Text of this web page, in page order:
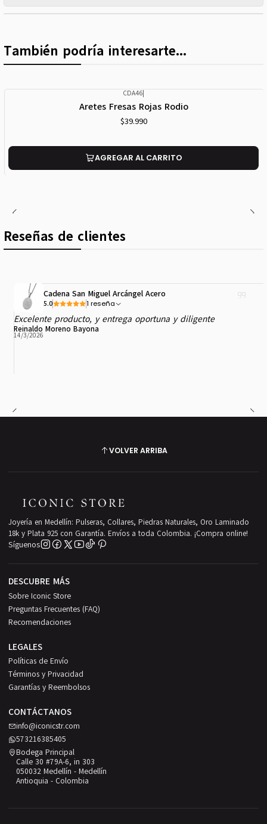
También podría interesarte...
CDA46
Aretes Fresas Rojas Rodio
$39.990
AGREGAR AL CARRITO
Reseñas de clientes
Cadena San Miguel Arcángel Acero
5.0 1 reseña
Excelente producto, y entrega oportuna y diligente
Reinaldo Moreno Bayona
14/3/2026
VOLVER ARRIBA
Joyería en Medellín: Pulseras, Collares, Piedras Naturales, Oro Laminado
18k y Plata 925 con Garantía. Envíos a toda Colombia. ¡Compra online!
Síguenos
DESCUBRE MÁS
Sobre Iconic Store
Preguntas Frecuentes (FAQ)
Recomendaciones
LEGALES
Políticas de Envío
Términos y Privacidad
Garantías y Reembolsos
CONTÁCTANOS
info@iconicstr.com
573216385405
Bodega Principal
Calle 30 #79A-6, in 303
050032 Medellín - Medellín
Antioquia - Colombia